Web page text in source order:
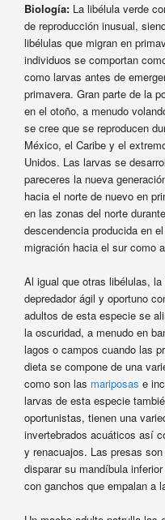
Biología: La libélula verde
de reproducción inusual,
libélulas que migran en
individuos se comportan
como larvas antes de
primavera. Gran parte de la
en el otoño, a menudo
se cree que se reproducen
México, el Caribe y el
Unidos. Las larvas se
pareceres la nueva
hacia el norte de nuevo en
en las zonas del norte
descendencia producida en
migración hacia el sur como
Al igual que otras libélulas,
depredador ágil y oportuno
adultos de esta especie se
la oscuridad, a menudo en
lagos o campos cuando las
dieta se compone de una
como son las mariposas e
larvas de esta especie
oportunistas, tienen una
invertebrados acuáticos así
y renacuajos. Las presas
disparar su mandíbula
con ganchos que empalan a